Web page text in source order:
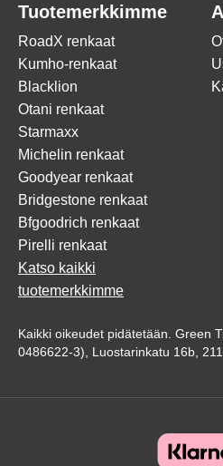
Tuotemerkkimme
RoadX renkaat
Kumho-renkaat
Blacklion
Otani renkaat
Starmaxx
Michelin renkaat
Goodyear renkaat
Bridgestone renkaat
Bfgoodrich renkaat
Pirelli renkaat
Katso kaikki
tuotemerkkimme
Kaikki oikeudet pidätetään. Green
0486622-3), Luostarinkatu 16b,